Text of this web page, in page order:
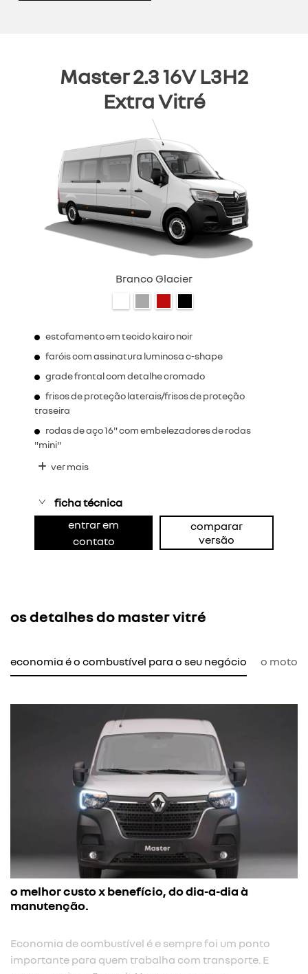
Master 2.3 16V L3H2
Extra Vitré
Branco Glacier
estofamento em tecido kairo noir
faróis com assinatura luminosa c-shape
grade frontal com detalhe cromado
frisos de proteção laterais/frisos de proteção
traseira
rodas de aço 16" com embelezadores de rodas
"mini"
ver mais
ficha técnica
entrar em
contato
comparar
versão
os detalhes do master vitré
economia é o combustível para o seu negócio o motor
o melhor custo x benefício, do dia-a-dia à
manutenção.
Economia de combustível é e sempre foi um ponto
importante para quem trabalha com transporte. E